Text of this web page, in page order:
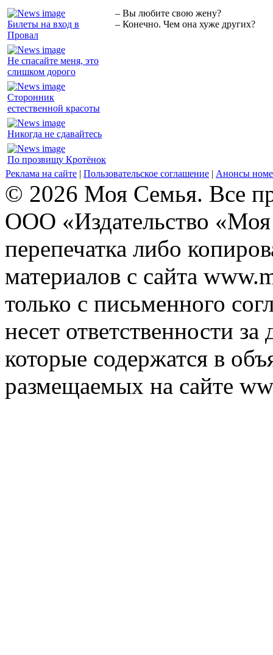
Билеты на вход в
Провал
Не спасайте меня, это
слишком дорого
Сторонник
естественной красоты
Никогда не сдавайтесь
По прозвищу Кротёнок
– Вы любите свою жену?
– Конечно. Чем она хуже других?
Реклама на сайте | Пользовательское соглашение | Анонсы
© 2026 Моя Семья. Все
ООО «Издательство
перепечатка либо
материалов с сайта
только с письменного
несет ответственности
которые содержатся в
размещаемых на сайте